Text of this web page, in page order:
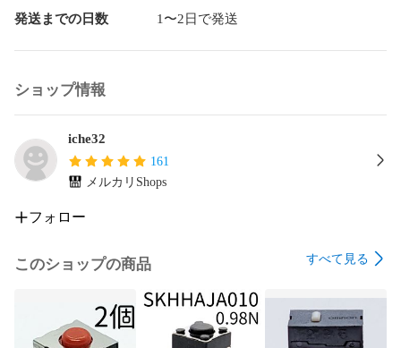
発送までの日数 1〜2日で発送
ショップ情報
iche32
161
メルカリShops
フォロー
このショップの商品 すべて見る